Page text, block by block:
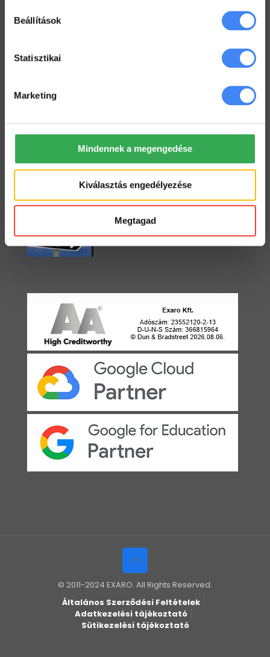
Beállítások
Statisztikai
Marketing
Mindennek a megengedése
Kiválasztás engedélyezése
Megtagad
Starter vagy Standard?
2022. május 3.
Egyirányú utca
© 2011-2024 EXARO. All Rights Reserved.
Általános Szerződési Feltételek
Adatkezelési tájékoztató
Sütikezelési tájékoztató